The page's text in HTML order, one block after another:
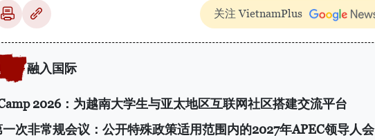
关注 VietnamPlus
融入国际
2026：为越南大学生与亚太地区互联网社区搭建交流平台
一次非常规会议：公开特殊政策适用范围内的2027年APEC领导人会